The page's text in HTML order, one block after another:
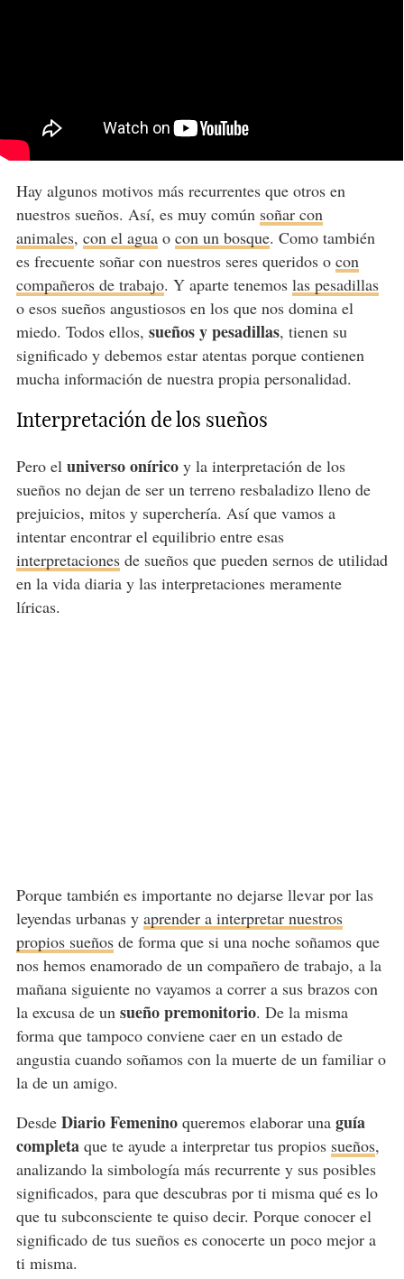
Hay algunos motivos más recurrentes que otros en
nuestros sueños. Así, es muy común soñar con
animales, con el aguao con un bosque. Como también
es frecuente soñar con nuestros seres queridos o con
compañeros de trabajo. Y aparte tenemos las pesadillas
o esos sueños angustiosos en los que nos domina el
miedo. Todos ellos, sueños y pesadillas, tienen su
significado y debemos estar atentas porque contienen
mucha información de nuestra propia personalidad.
Interpretación de los sueños
Pero el universo oníricoy la interpretación de los
sueños no dejan de ser un terreno resbaladizo lleno de
prejuicios, mitos y superchería. Así que vamos a
intentar encontrar el equilibrio entre esas
interpretacionesde sueños que pueden sernos de utilidad
en la vida diaria y las interpretaciones meramente
líricas.
Porque también es importante no dejarse llevar por las
leyendas urbanas y aprender a interpretar nuestros
propios sueñosde forma que si una noche soñamos que
nos hemos enamorado de un compañero de trabajo, a la
mañana siguiente no vayamos a correr a sus brazos con
la excusa de un sueño premonitorio. De la misma
forma que tampoco conviene caer en un estado de
angustia cuando soñamos con la muerte de un familiar o
la de un amigo.
Desde Diario Femeninoqueremos elaborar una guía
completaque te ayude a interpretar tus propios sueños,
analizando la simbología más recurrente y sus posibles
significados, para que descubras por ti misma qué es lo
que tu subconsciente te quiso decir. Porque conocer el
significado de tus sueños es conocerte un poco mejor a
ti misma.